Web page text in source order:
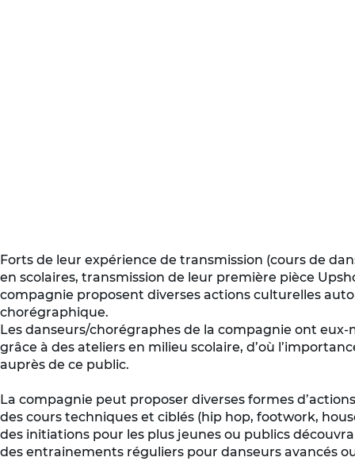
Forts de leur expérience de transmission (cours de
en scolaires, transmission de leur première pièce
compagnie proposent diverses actions culturelles
chorégraphique.
Les danseurs/chorégraphes de la compagnie ont
grâce à des ateliers en milieu scolaire, d’où
auprès de ce public.
La compagnie peut proposer diverses formes
des cours techniques et ciblés (hip hop, footwork,
des initiations pour les plus jeunes ou publics
des entrainements réguliers pour danseurs avancés